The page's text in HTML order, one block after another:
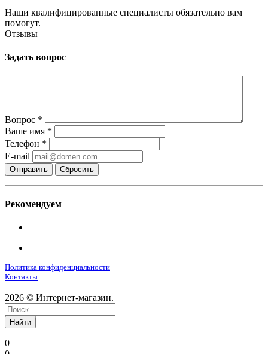
Наши квалифицированные специалисты обязательно вам
помогут.
Отзывы
Задать вопрос
Вопрос *
Ваше имя *
Телефон *
E-mail
Сбросить
Рекомендуем
Политика конфиденциальности
Контакты
2026 © Интернет-магазин.
Найти
0